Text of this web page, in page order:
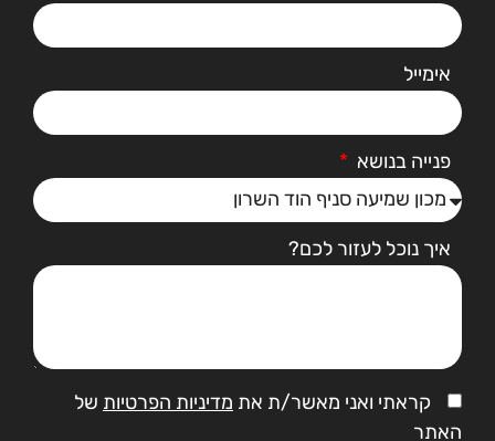
אימייל
פנייה בנושא
איך נוכל לעזור לכם?
קראתי ואני מאשר/ת את מדיניות הפרטיות של
האתר